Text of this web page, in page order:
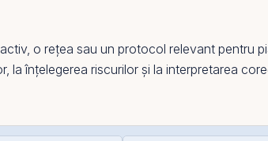
o rețea sau un protocol relevant pentru
la înțelegerea riscurilor și la interpretarea